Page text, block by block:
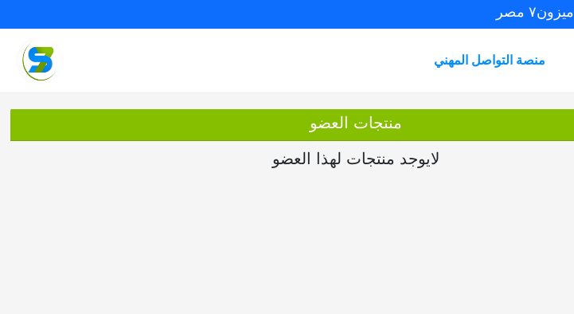
ميزون٧ مصر
منصة التواصل المهني
منتجات العضو
لايوجد منتجات لهذا العضو